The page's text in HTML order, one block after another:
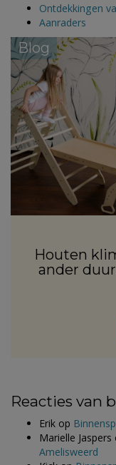
Ontdekkingen
Aanraders
Blog
Houten
ander
Reacties van
Erik op
Marielle Jaspers
Amelisweerd